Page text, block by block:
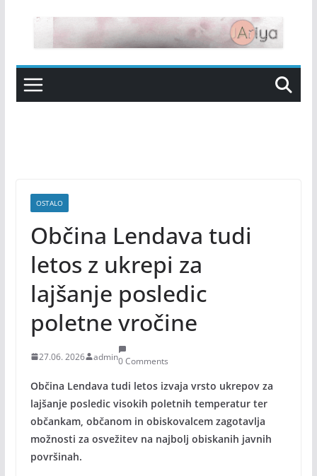
content
OSTALO
Občina Lendava tudi
letos z ukrepi za
lajšanje posledic
poletne vročine
27.06. 2026 admin0 Comments
Občina Lendava tudi letos izvaja vrsto ukrepov za
lajšanje posledic visokih poletnih temperatur ter
občankam, občanom in obiskovalcem zagotavlja
možnosti za osvežitev na najbolj obiskanih javnih
površinah.